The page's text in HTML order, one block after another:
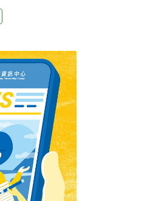
和事故，氣態
組質量保證體
6.2 起下降至十
成。2座中、低
設。完成一批鈾
事故風險降
廢物需要妥善